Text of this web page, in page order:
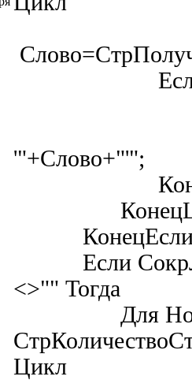
Если
'"+Слово+"'";
Если
<>"" Тогда
Для
Цикл